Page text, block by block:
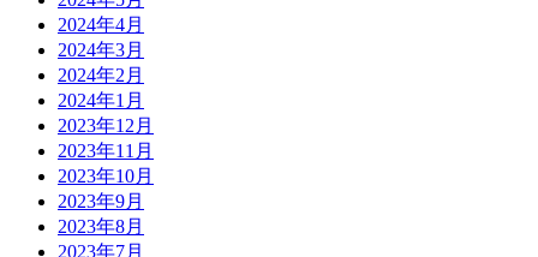
2024年4月
2024年3月
2024年2月
2024年1月
2023年12月
2023年11月
2023年10月
2023年9月
2023年8月
2023年7月